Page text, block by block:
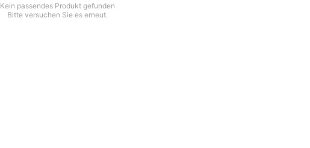
Kein passendes Produkt gefunden
Bitte versuchen Sie es erneut.